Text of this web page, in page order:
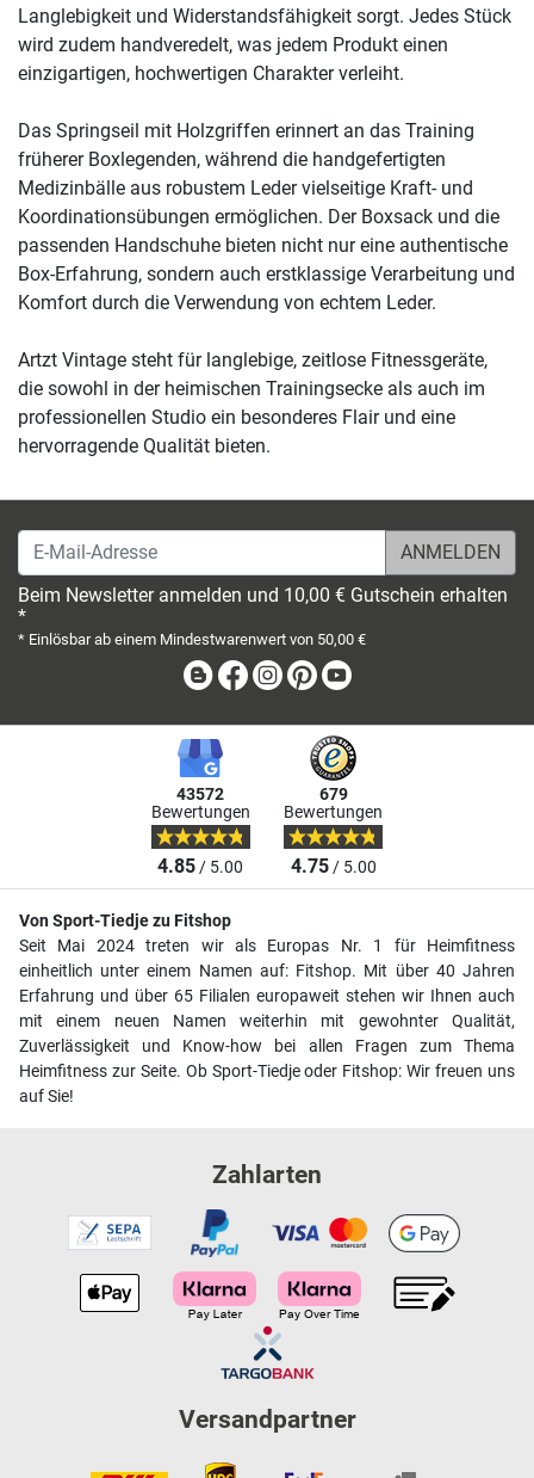
Langlebigkeit und Widerstandsfähigkeit sorgt. Jedes Stück
wird zudem handveredelt, was jedem Produkt einen
einzigartigen, hochwertigen Charakter verleiht.
Das Springseil mit Holzgriffen erinnert an das Training
früherer Boxlegenden, während die handgefertigten
Medizinbälle aus robustem Leder vielseitige Kraft- und
Koordinationsübungen ermöglichen. Der Boxsack und die
passenden Handschuhe bieten nicht nur eine authentische
Box-Erfahrung, sondern auch erstklassige Verarbeitung und
Komfort durch die Verwendung von echtem Leder.
Artzt Vintage steht für langlebige, zeitlose Fitnessgeräte,
die sowohl in der heimischen Trainingsecke als auch im
professionellen Studio ein besonderes Flair und eine
hervorragende Qualität bieten.
E-Mail-Adresse
Beim Newsletter anmelden und 10,00 € Gutschein erhalten
*
* Einlösbar ab einem Mindestwarenwert von 50,00 €
BlogFacebook
Instagram
Pinterest
43572
Bewertungen
4.85/ 5.00
679
Bewertungen
4.75/ 5.00
Von Sport-Tiedje zu Fitshop
Seit Mai 2024 treten wir als Europas Nr. 1 für Heimfitness
einheitlich unter einem Namen auf: Fitshop. Mit über 40 Jahren
Erfahrung und über 65 Filialen europaweit stehen wir Ihnen auch
mit einem neuen Namen weiterhin mit gewohnter Qualität,
Zuverlässigkeit und Know-how bei allen Fragen zum Thema
Heimfitness zur Seite. Ob Sport-Tiedje oder Fitshop: Wir freuen uns
auf Sie!
Zahlarten
Versandpartner